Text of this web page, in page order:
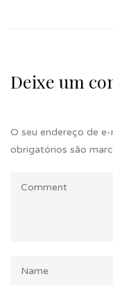
Deixe um
O seu endereço de
obrigatórios são